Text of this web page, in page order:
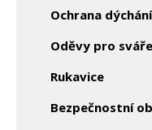
Ochrana dýchání
Oděvy pro
Rukavice
Bezpečnostní